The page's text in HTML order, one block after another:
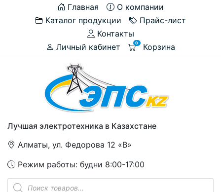
Главная
О компании
Каталог продукции
Прайс-лист
Контакты
Личный кабинет
0 Корзина
Лучшая электротехника в Казахстане
Алматы, ул. Федорова 12 «В»
Режим работы: будни 8:00-17:00
Поиск
товаров